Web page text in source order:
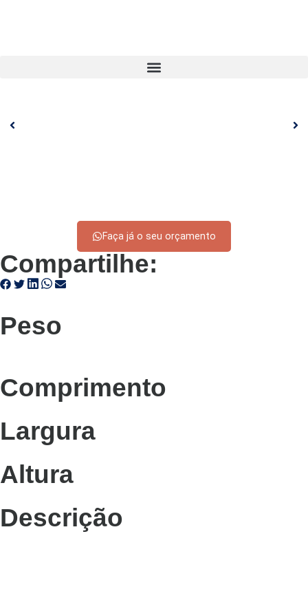
Faça já o seu orçamento
Compartilhe:
Peso
Comprimento
Largura
Altura
Descrição